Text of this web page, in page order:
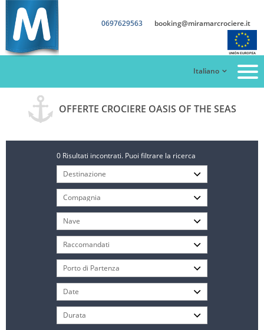
0697629563 booking@miramarcrociere.it
Italiano
OFFERTE CROCIERE OASIS OF THE SEAS
0 Risultati incontrati. Puoi filtrare la ricerca